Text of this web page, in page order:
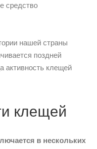
средство
нашей страны
поздней
активность клещей
клещей
в нескольких